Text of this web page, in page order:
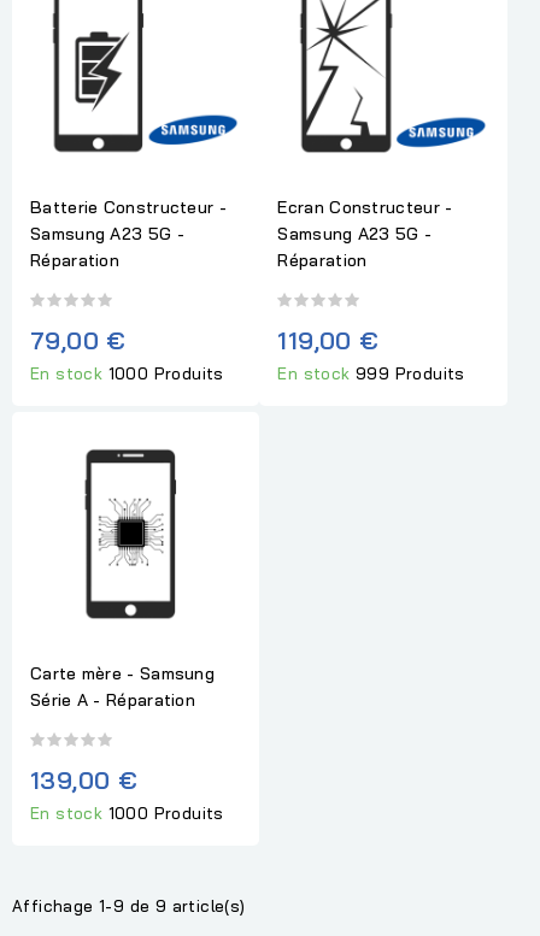
Batterie Constructeur -
Samsung A23 5G -
Réparation
79,00 €
En stock 1000 Produits
Ecran Constructeur -
Samsung A23 5G -
Réparation
119,00 €
En stock999 Produits
Carte mère - Samsung
Série A - Réparation
139,00 €
En stock 1000 Produits
Affichage 1-9 de 9 article(s)